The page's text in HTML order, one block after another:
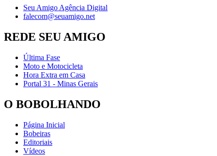
Seu Amigo Agência Digital
falecom@seuamigo.net
REDE SEU AMIGO
Última Fase
Moto e Motocicleta
Hora Extra em Casa
Portal 31 - Minas Gerais
O BOBOLHANDO
Página Inicial
Bobeiras
Editoriais
Vídeos